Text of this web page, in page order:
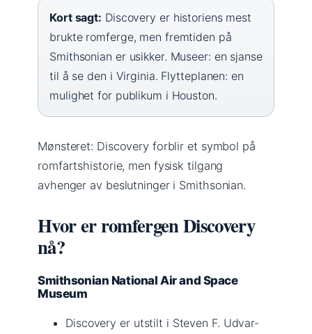
Kort sagt: Discovery er historiens mest
brukte romferge, men fremtiden på
Smithsonian er usikker. Museer: en sjanse
til å se den i Virginia. Flytteplanen: en
mulighet for publikum i Houston.
Mønsteret: Discovery forblir et symbol på
romfartshistorie, men fysisk tilgang
avhenger av beslutninger i Smithsonian.
Hvor er romfergen Discovery
nå?
Smithsonian National Air and Space
Museum
Discovery er utstilt i Steven F. Udvar-